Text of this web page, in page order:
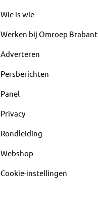
Wie is wie
Werken bij Omroep Brabant
Adverteren
Persberichten
Panel
Privacy
Rondleiding
Webshop
Cookie-instellingen